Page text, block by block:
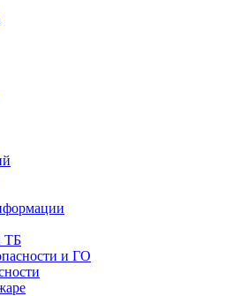
ТБ
и ГО